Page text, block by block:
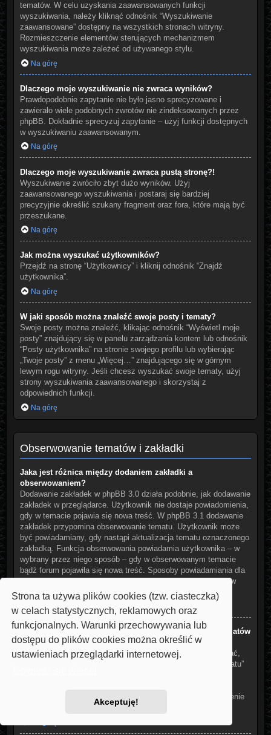
Strona ta używa plików cookies (tzw. ciasteczka)
w celach statystycznych, reklamowych oraz
funkcjonalnych. Warunki przechowywania lub
dostępu do plików cookies można określić w
ustawieniach przeglądarki internetowej.
Akceptuję!
tematów. W celu uzyskania zaawansowanych funkcji
wyszukiwania, należy kliknąć odnośnik “Wyszukiwanie
zaawansowane” dostępny na wszystkich stronach witryny.
Rozmieszczenie elementów sterujących mechanizmem
wyszukiwania może zależeć od używanego stylu.
Na górę
Dlaczego moje wyszukiwanie nie zwraca wyników?
Prawdopodobnie zapytanie nie było jasno sprecyzowane i
zawierało wiele podobnych zwrotów nie zindeksowanych przez
phpBB. Dokładnie sprecyzuj zapytanie – użyj funkcji dostępnych
w wyszukiwaniu zaawansowanym.
Na górę
Dlaczego moje wyszukiwanie zwraca pustą stronę?!
Wyszukiwanie zwróciło zbyt dużo wyników. Użyj
zaawansowanego wyszukiwania i postaraj się bardziej
precyzyjnie określić szukany fragment oraz fora, które mają być
przeszukane.
Na górę
Jak można wyszukać użytkowników?
Przejdź na stronę “Użytkownicy” i kliknij odnośnik “Znajdź
użytkownika”.
Na górę
W jaki sposób można znaleźć swoje posty i tematy?
Swoje posty można znaleźć, klikając odnośnik “Wyświetl moje
posty” znajdujący się w panelu zarządzania kontem lub odnośnik
“Posty użytkownika” na stronie swojego profilu lub wybierając
„Twoje posty” z menu „Więcej…” znajdującego się w górnym
lewym rogu witryny. Jeśli chcesz wyszukać swoje tematy, użyj
strony wyszukiwania zaawansowanego i skorzystaj z
odpowiednich funkcji.
Na górę
Obserwowanie tematów i zakładki
Jaka jest różnica między dodaniem zakładki a
obserwowaniem?
Dodawanie zakładek w phpBB 3.0 działa podobnie, jak dodawanie
zakładek w przeglądarce. Użytkownik nie dostaje powiadomienia,
gdy w temacie pojawia się nowa treść. W phpBB 3.1 dodawanie
zakładek przypomina obserwowanie tematu. Użytkownik może
być powiadamiany, gdy nastąpi aktualizacja tematu oznaczonego
zakładką. Funkcja obserwowania powiadamia użytkownika – w
wybrany przez niego sposób – gdy w obserwowanym temacie
bądź forum pojawiła się nowa treść. Sposoby powiadamiania dla
zakładek i obserwowanych elementów można konfigurować w
panelu użytkownika na karcie „Ustawienia witryny”.
Na górę
W jaki sposób można dodać zakładkę do wybranych tematów
lub je obserwować??
Aby dodać zakładkę do wybranego tematu lub go obserwować,
należy kliknąć odpowiedni odnośnik w menu “Narzędzia tematu”
“Powiadamiaj o opublikowaniu odpowiedzi” spowoduje włączenie
obserwowania tematu.